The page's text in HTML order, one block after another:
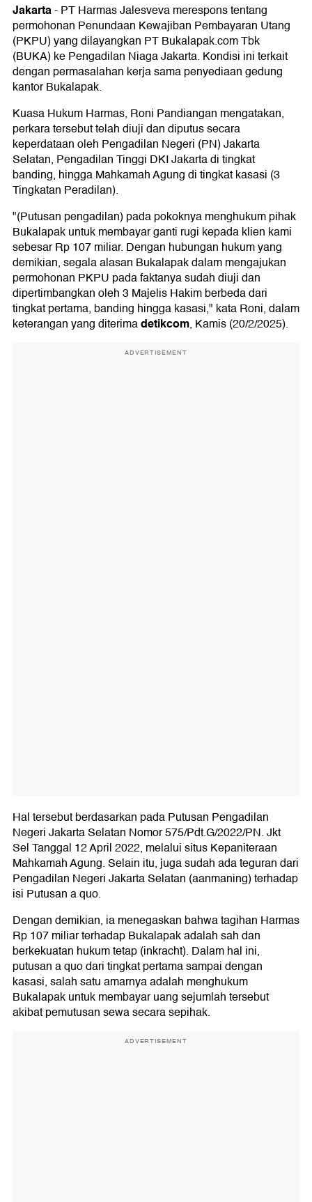
Jakarta-PT Harmas Jalesveva merespons tentang
permohonan Penundaan Kewajiban Pembayaran Utang
(PKPU) yang dilayangkan PT Bukalapak.com Tbk
(BUKA) ke Pengadilan Niaga Jakarta. Kondisi ini terkait
dengan permasalahan kerja sama penyediaan gedung
kantor Bukalapak.
Kuasa Hukum Harmas, Roni Pandiangan mengatakan,
perkara tersebut telah diuji dan diputus secara
keperdataan oleh Pengadilan Negeri (PN) Jakarta
Selatan, Pengadilan Tinggi DKI Jakarta di tingkat
banding, hingga Mahkamah Agung di tingkat kasasi (3
Tingkatan Peradilan).
"(Putusan pengadilan) pada pokoknya menghukum pihak
Bukalapak untuk membayar ganti rugi kepada klien kami
sebesar Rp 107 miliar. Dengan hubungan hukum yang
demikian, segala alasan Bukalapak dalam mengajukan
permohonan PKPU pada faktanya sudah diuji dan
dipertimbangkan oleh 3 Majelis Hakim berbeda dari
tingkat pertama, banding hingga kasasi," kata Roni, dalam
keterangan yang diterimadetikcom, Kamis (20/2/2025).
ADVERTISEMENT
Hal tersebut berdasarkan pada Putusan Pengadilan
Negeri Jakarta Selatan Nomor 575/Pdt.G/2022/PN. Jkt
Sel Tanggal 12 April 2022, melalui situs Kepaniteraan
Mahkamah Agung. Selain itu, juga sudah ada teguran dari
Pengadilan Negeri Jakarta Selatan (aanmaning) terhadap
isi Putusan a quo.
Dengan demikian, ia menegaskan bahwa tagihan Harmas
Rp 107 miliar terhadap Bukalapak adalah sah dan
berkekuatan hukum tetap (inkracht). Dalam hal ini,
putusan a quo dari tingkat pertama sampai dengan
kasasi, salah satu amarnya adalah menghukum
Bukalapak untuk membayar uang sejumlah tersebut
akibat pemutusan sewa secara sepihak.
ADVERTISEMENT